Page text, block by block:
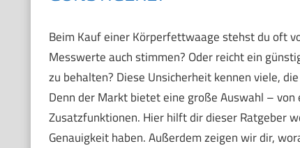
Beim Kauf einer Körperfettwaage stehst du oft
Messwerte auch stimmen? Oder reicht ein
zu behalten? Diese Unsicherheit kennen viele,
Denn der Markt bietet eine große Auswahl –
Zusatzfunktionen. Hier hilft dir dieser Ratgeber
Genauigkeit haben. Außerdem zeigen wir dir,